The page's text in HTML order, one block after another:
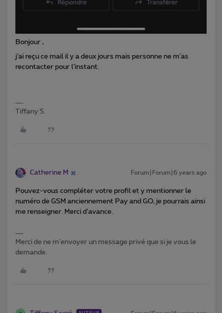
Bonjour ,
j’ai reçu ce mail il y a deux jours mais personne ne m’as
recontacter pour l’instant.
Tiffany S.
Catherine M Forum|Forum|6 years ago
Pouvez-vous compléter votre profil et y mentionner le
numéro de GSM anciennement Pay and GO, je pourrais ainsi
me renseigner. Merci d’avance.
Merci de ne m'envoyer un message privé que si je vous le
demande.